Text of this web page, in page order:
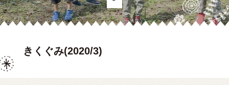
きくぐみ(2020/3)